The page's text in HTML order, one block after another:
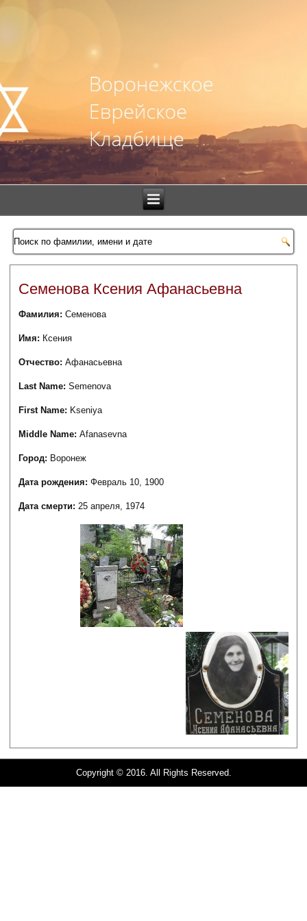
Семенова Ксения Афанасьевна
Фамилия:Семенова
Имя: Ксения
Отчество:Афанасьевна
Last Name:Semenova
First Name: Kseniya
Middle Name:Afanasevna
Город: Воронеж
Дата рождения:Февраль 10, 1900
Дата смерти:25 апреля, 1974
Copyright © 2016. All Rights Reserved.